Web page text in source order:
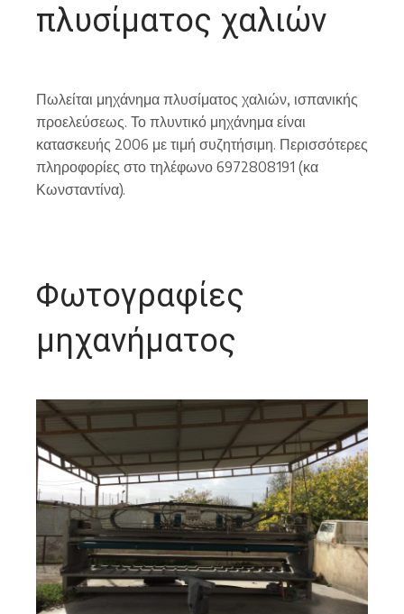
πλυσίματος χαλιών
Πωλείται μηχάνημα πλυσίματος χαλιών, ισπανικής
προελεύσεως. Το πλυντικό μηχάνημα είναι
κατασκευής 2006 με τιμή συζητήσιμη. Περισσότερες
πληροφορίες στο τηλέφωνο 6972808191 (κα
Κωνσταντίνα).
Φωτογραφίες
μηχανήματος